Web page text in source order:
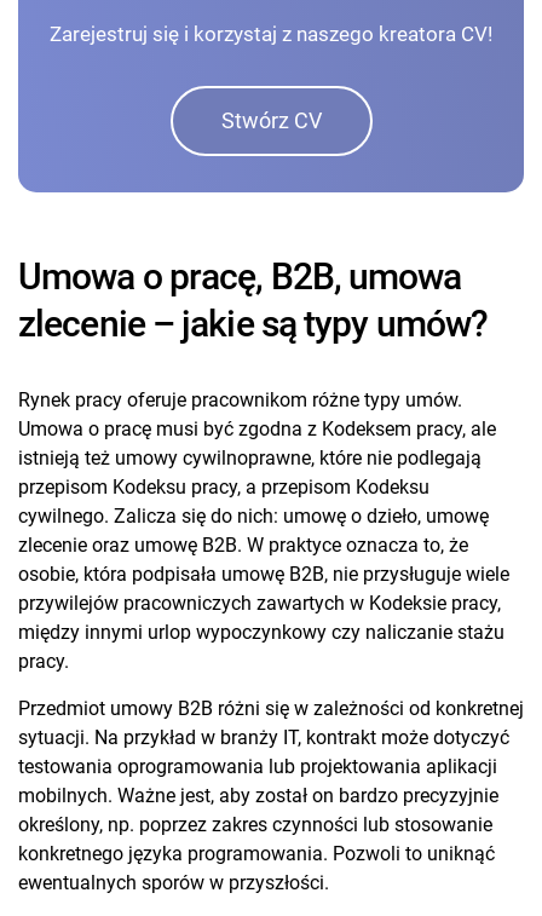
Zarejestruj się i korzystaj z naszego kreatora CV!
Stwórz CV
Umowa o pracę, B2B, umowa
zlecenie – jakie są typy umów?
Rynek pracy oferuje pracownikom różne typy umów.
Umowa o pracę musi być zgodna z Kodeksem pracy, ale
istnieją też umowy cywilnoprawne, które nie podlegają
przepisom Kodeksu pracy, a przepisom Kodeksu
cywilnego. Zalicza się do nich: umowę o dzieło, umowę
zlecenie oraz umowę B2B. W praktyce oznacza to, że
osobie, która podpisała umowę B2B, nie przysługuje wiele
przywilejów pracowniczych zawartych w Kodeksie pracy,
między innymi urlop wypoczynkowy czy naliczanie stażu
pracy.
Przedmiot umowy B2B różni się w zależności od konkretnej
sytuacji. Na przykład w branży IT, kontrakt może dotyczyć
testowania oprogramowania lub projektowania aplikacji
mobilnych. Ważne jest, aby został on bardzo precyzyjnie
określony, np. poprzez zakres czynności lub stosowanie
konkretnego języka programowania. Pozwoli to uniknąć
ewentualnych sporów w przyszłości.